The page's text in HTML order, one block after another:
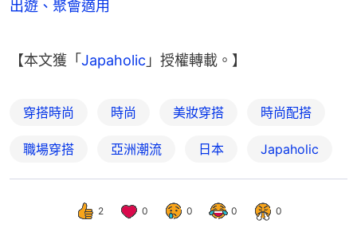
出遊、聚會適用
【本文獲「 Japaholic 」授權轉載。】
穿搭時尚 時尚 美妝穿搭 時尚配搭
職場穿搭 亞洲潮流 日本 Japaholic
2 0 0 0 0